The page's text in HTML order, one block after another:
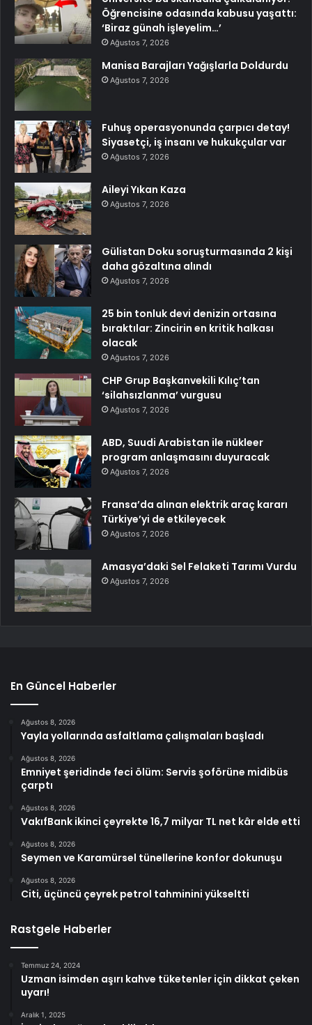
Öğrencisine odasında kabusu yaşattı:
‘Biraz günah işleyelim…’
Ağustos 7, 2026
Manisa Barajları Yağışlarla Doldurdu
Ağustos 7, 2026
Fuhuş operasyonunda çarpıcı detay!
Siyasetçi, iş insanı ve hukukçular var
Ağustos 7, 2026
Aileyi Yıkan Kaza
Ağustos 7, 2026
Gülistan Doku soruşturmasında 2 kişi
daha gözaltına alındı
Ağustos 7, 2026
25 bin tonluk devi denizin ortasına
bıraktılar: Zincirin en kritik halkası
olacak
Ağustos 7, 2026
CHP Grup Başkanvekili Kılıç’tan
‘silahsızlanma’ vurgusu
Ağustos 7, 2026
ABD, Suudi Arabistan ile nükleer
program anlaşmasını duyuracak
Ağustos 7, 2026
Fransa’da alınan elektrik araç kararı
Türkiye’yi de etkileyecek
Ağustos 7, 2026
Amasya’daki Sel Felaketi Tarımı Vurdu
Ağustos 7, 2026
En Güncel Haberler
Ağustos 8, 2026
Yayla yollarında asfaltlama çalışmaları başladı
Ağustos 8, 2026
Emniyet şeridinde feci ölüm: Servis şoförüne midibüs
çarptı
Ağustos 8, 2026
VakıfBank ikinci çeyrekte 16,7 milyar TL net kâr elde etti
Ağustos 8, 2026
Seymen ve Karamürsel tünellerine konfor dokunuşu
Ağustos 8, 2026
Citi, üçüncü çeyrek petrol tahminini yükseltti
Rastgele Haberler
Temmuz 24, 2024
Uzman isimden aşırı kahve tüketenler için dikkat çeken
uyarı!
Aralık 1, 2025